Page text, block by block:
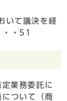
いて議決を経
・・51
業務委託に
ついて（商